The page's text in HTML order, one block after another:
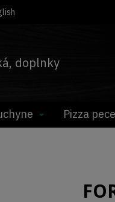
doplnky
Pizza pece